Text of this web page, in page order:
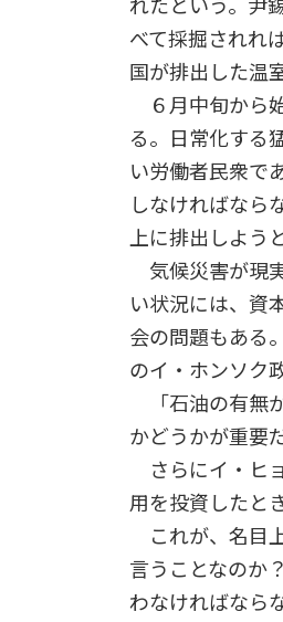
れたという。尹
べて採掘されれ
国が排出した温
６月中旬から
る。日常化する
い労働者民衆で
しなければなら
上に排出しよう
気候災害が現
い状況には、資
会の問題もある
のイ・ホンソク
「石油の有無
かどうかが重要だ
さらにイ・ヒ
用を投資したと
これが、名目
言うことなのか
わなければなら